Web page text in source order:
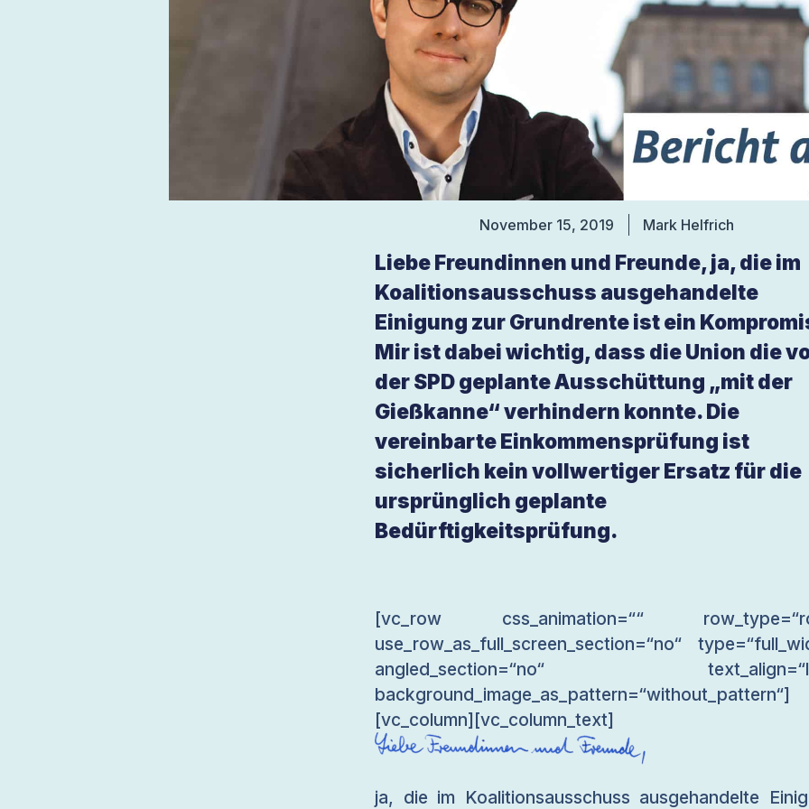
November 15, 2019 Mark Helfrich
Liebe Freundinnen und Freunde, ja, die im
Koalitionsausschuss ausgehandelte
Einigung zur Grundrente ist ein
Mir ist dabei wichtig, dass die Union die
der SPD geplante Ausschüttung „mit der
Gießkanne“ verhindern konnte. Die
vereinbarte Einkommensprüfung ist
sicherlich kein vollwertiger Ersatz für die
ursprünglich geplante
Bedürftigkeitsprüfung.
[vc_row css_animation=““
use_row_as_full_screen_section=“no“
angled_section=“no“
background_image_as_pattern=“without_pattern“]
[vc_column][vc_column_text]
ja, die im Koalitionsausschuss ausgehandelte